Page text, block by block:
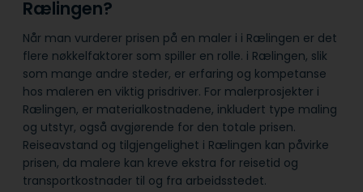
Rælingen?
Når man vurderer prisen på en maler i i Rælingen er det
flere nøkkelfaktorer som spiller en rolle. i Rælingen, slik
som mange andre steder, er erfaring og kompetanse
hos maleren en viktig prisdriver. For malerprosjekter i
Rælingen, er materialkostnadene, inkludert type maling
og utstyr, også avgjørende for den totale prisen.
Reiseavstand og tilgjengelighet i Rælingen kan påvirke
prisen, da malere kan kreve ekstra for reisetid og
transportkostnader til og fra arbeidsstedet.